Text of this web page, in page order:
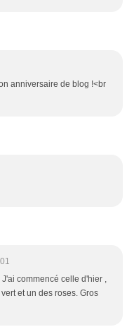
anniversaire de blog !<br
commencé celle d'hier ,
et un des roses. Gros